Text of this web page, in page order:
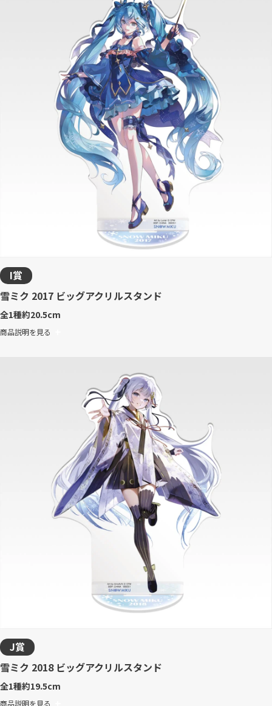
I賞
雪ミク 2017 ビッグアクリルスタンド
全1種約20.5cm
商品説明を見る
J賞
雪ミク 2018 ビッグアクリルスタンド
全1種約19.5cm
商品説明を見る